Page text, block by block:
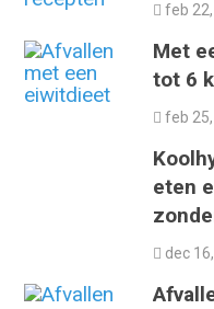
feb
Met
tot 6
feb
eten
dec